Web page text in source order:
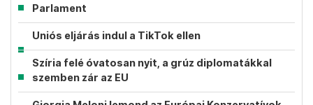
Parlament
Uniós eljárás indul a TikTok ellen
Szíria felé óvatosan nyit, a grúz diplomatákkal
szemben zár az EU